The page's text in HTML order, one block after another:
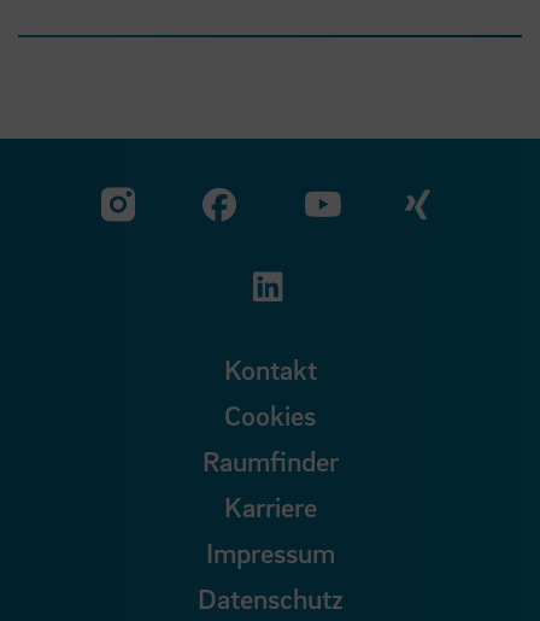
Zu unserer Facebook
Zu
Zu unserer
Kontakt
Cookies
Raumfinder
Karriere
Impressum
Datenschutz